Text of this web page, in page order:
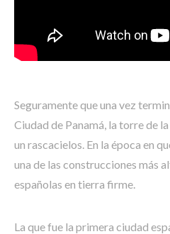
Seguramente que una vez
Ciudad de Panamá, la torre de
un rascacielos. En la época en
una de las construcciones más
españolas en tierra firme.
La que fue la primera ciudad